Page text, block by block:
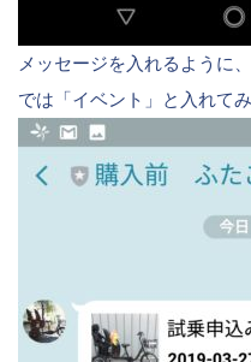
メッセージを入れるように
では「イベント」と入れてみ